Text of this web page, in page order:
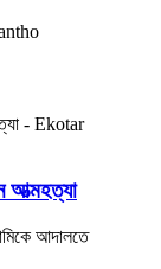
আত্মহত্যা